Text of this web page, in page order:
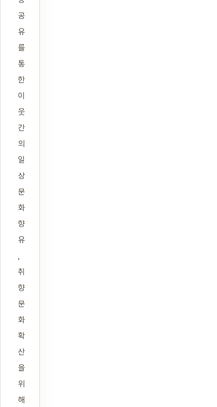
공
유
를
통
한
이
웃
간
의
일
상
문
화
향
유
취
향
문
화
확
산
을
위
해